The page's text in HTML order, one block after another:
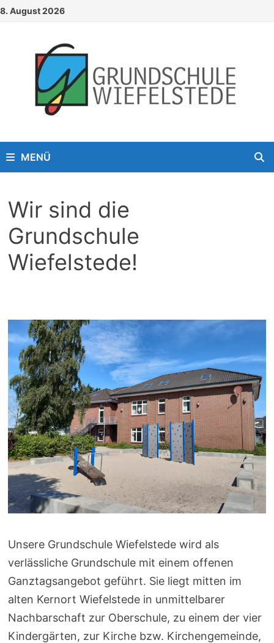
Zum
8. August 2026
MENÜ
Wir sind die
Grundschule
Wiefelstede!
Unsere Grundschule Wiefelstede wird als
verlässliche Grundschule mit einem offenen
Ganztagsangebot geführt. Sie liegt mitten im
alten Kernort Wiefelstede in unmittelbarer
Nachbarschaft zur Oberschule, zu einem der vier
Kindergärten, zur Kirche bzw. Kirchengemeinde,